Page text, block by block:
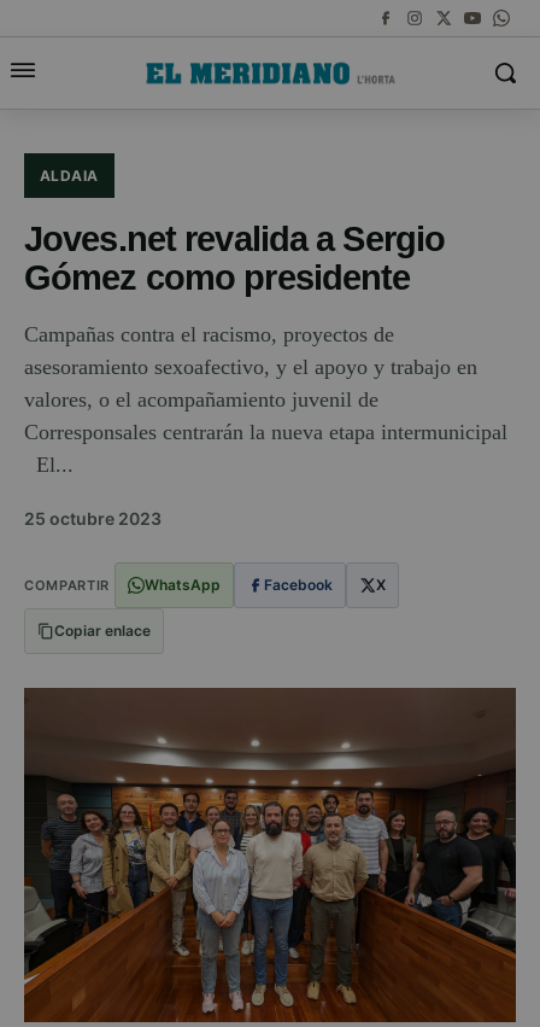
ALDAIA
Joves.net revalida a Sergio
Gómez como presidente
Campañas contra el racismo, proyectos de
asesoramiento sexoafectivo, y el apoyo y trabajo en
valores, o el acompañamiento juvenil de
Corresponsales centrarán la nueva etapa intermunicipal
El...
25 octubre 2023
COMPARTIR WhatsApp Facebook X
Copiar enlace